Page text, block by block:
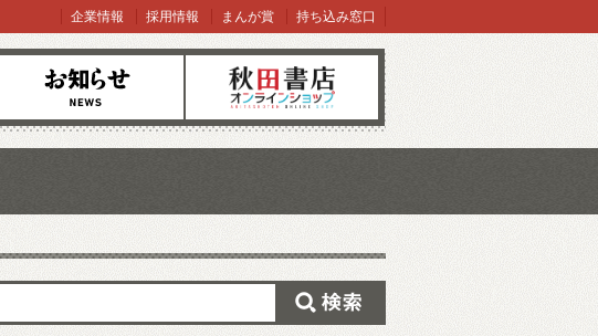
知らせ オンラインショップ
企業情報 採用情報 まんが賞 持ち込み窓口